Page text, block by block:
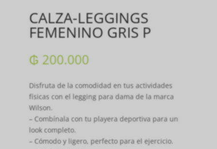
CALZA-LEGGINGS
FEMENINO GRIS P
₲ 200.000
Disfruta de la comodidad en tus actividades
físicas con el legging para dama de la marca
Wilson.
– Combínala con tu playera deportiva para un
look completo.
– Cómodo y ligero, perfecto para el ejercicio.